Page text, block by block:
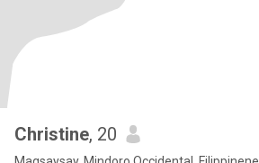
Christine, 20